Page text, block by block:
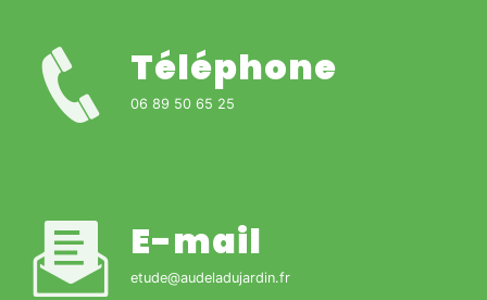
Téléphone
06 89 50 65 25
E-mail
etude@audeladujardin.fr